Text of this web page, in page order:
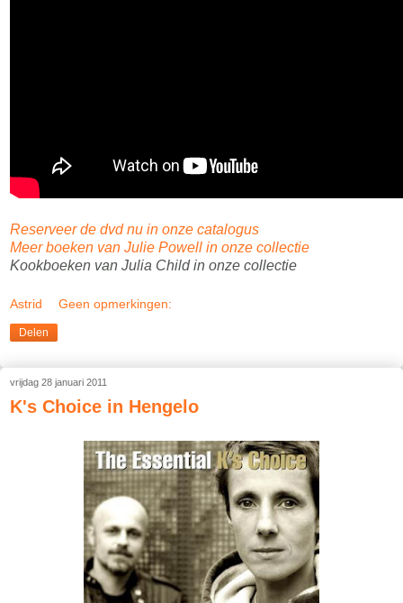
Reserveer de dvd nu in onze catalogus
Meer boeken van Julie Powell in onze collectie
Kookboeken van Julia Child in onze collectie
Astrid Geen opmerkingen:
Delen
vrijdag 28 januari 2011
K's Choice in Hengelo